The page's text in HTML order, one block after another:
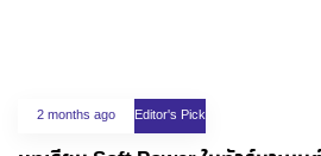
2 months ago Editor's Pick